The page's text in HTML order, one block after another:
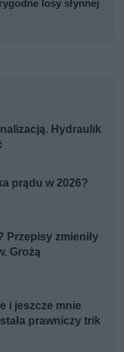
losy słynnej
Hydraulik
prądu w 2026?
Przepisy zmieniły
Grożą
i jeszcze mnie
prawniczy trik